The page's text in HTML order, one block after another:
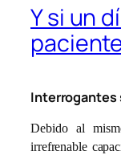
Y si un
Interrogantes
Debido al
irrefrenable